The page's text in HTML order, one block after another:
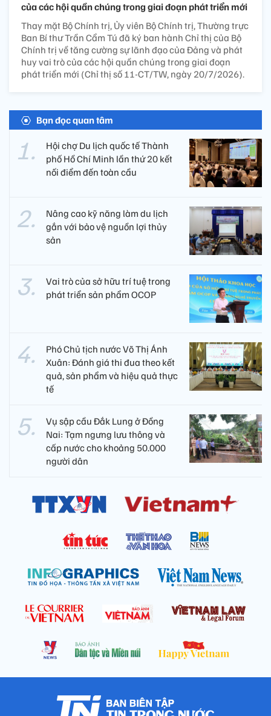
của các hội quần chúng trong giai đoạn phát triển mới
Thay mặt Bộ Chính trị, Ủy viên Bộ Chính trị, Thường trực
Ban Bí thư Trần Cẩm Tú đã ký ban hành Chỉ thị của Bộ
Chính trị về tăng cường sự lãnh đạo của Đảng và phát
huy vai trò của các hội quần chúng trong giai đoạn
phát triển mới (Chỉ thị số 11-CT/TW, ngày 20/7/2026).
Bạn đọc quan tâm
Hội chợ Du lịch quốc tế Thành
phố Hồ Chí Minh lần thứ 20 kết
nối điểm đến toàn cầu
Nâng cao kỹ năng làm du lịch
gắn với bảo vệ nguồn lợi thủy
sản
Vai trò của sở hữu trí tuệ trong
phát triển sản phẩm OCOP
Phó Chủ tịch nước Võ Thị Ánh
Xuân: Đánh giá thi đua theo kết
quả, sản phẩm và hiệu quả thực
tế
Vụ sập cầu Đắk Lung ở Đồng
Nai: Tạm ngưng lưu thông và
cấp nước cho khoảng 50.000
người dân